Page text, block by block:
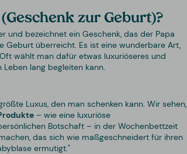
zur Geburt)?
und bezeichnet ein Geschenk, das der Papa
überreicht. Es ist eine wunderbare Art,
wählt man dafür etwas luxuriöseres und
lang begleiten kann.
Luxus, den man schenken kann. Wir sehen,
– wie eine luxuriöse
Botschaft – in der Wochenbettzeit
das sich wie maßgeschneidert für ihren
ermutigt."